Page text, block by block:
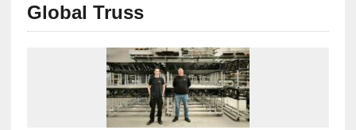
Global Truss